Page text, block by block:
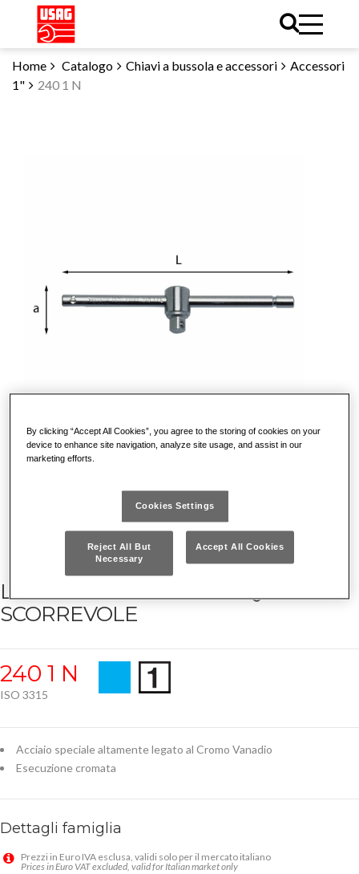
Home Catalogo Chiavi a bussola e accessori
Accessori
1"
240 1 N
LEVA A T CON ATTACCO QUADRO
SCORREVOLE
240 1 N
ISO 3315
Acciaio speciale altamente legato al Cromo Vanadio
Esecuzione cromata
Dettagli famiglia
Prezzi in Euro IVA esclusa, validi solo per il mercato italiano
Prices in Euro VAT excluded, valid for Italian market only
By clicking “Accept All Cookies”, you agree to the storing of cookies on your
device to enhance site navigation, analyze site usage, and assist in our
marketing efforts.
Cookies Settings
Reject All But
Necessary
Accept All Cookies